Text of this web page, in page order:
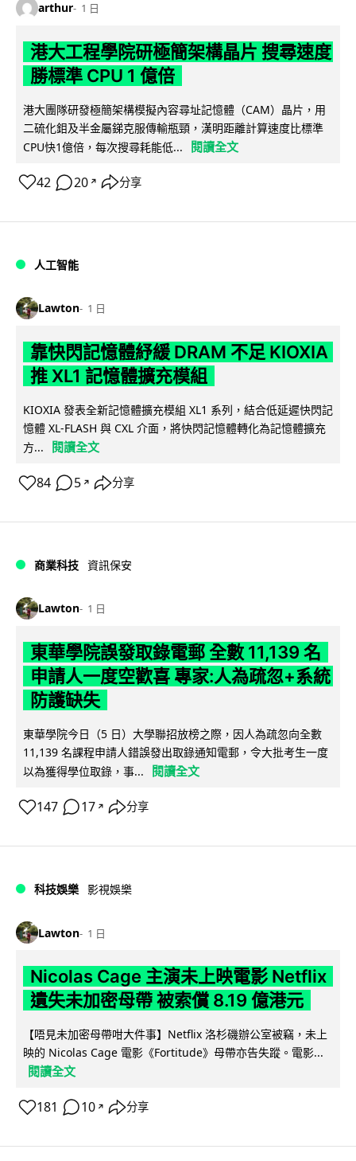
arthur 1 日
港大工程學院研極簡架構晶片 搜尋速度
勝標準 CPU 1 億倍
港大團隊研發極簡架構模擬內容尋址記憶體（CAM）晶片，用
二硫化鉬及半金屬銻克服傳輸瓶頸，漢明距離計算速度比標準
CPU快1億倍，每次搜尋耗能低...
閱讀全文
42 20 ↗ 分享
人工智能
Lawton 1 日
靠快閃記憶體紓緩 DRAM 不足 KIOXIA
推 XL1 記憶體擴充模組
KIOXIA 發表全新記憶體擴充模組 XL1 系列，結合低延遲快閃記
憶體 XL-FLASH 與 CXL 介面，將快閃記憶體轉化為記憶體擴充
方...
閱讀全文
84 5 ↗ 分享
商業科技 資訊保安
Lawton 1 日
東華學院誤發取錄電郵 全數 11,139 名
申請人一度空歡喜 專家:人為疏忽+系統
防護缺失
東華學院今日（5 日）大學聯招放榜之際，因人為疏忽向全數
11,139 名課程申請人錯誤發出取錄通知電郵，令大批考生一度
以為獲得學位取錄，事...
閱讀全文
147 17 ↗ 分享
科技娛樂 影視娛樂
Lawton 1 日
Nicolas Cage 主演未上映電影 Netflix
遺失未加密母帶 被索償 8.19 億港元
【唔見未加密母帶咁大件事】Netflix 洛杉磯辦公室被竊，未上
映的 Nicolas Cage 電影《Fortitude》母帶亦告失蹤。電影...
閱讀全文
181 10 ↗ 分享